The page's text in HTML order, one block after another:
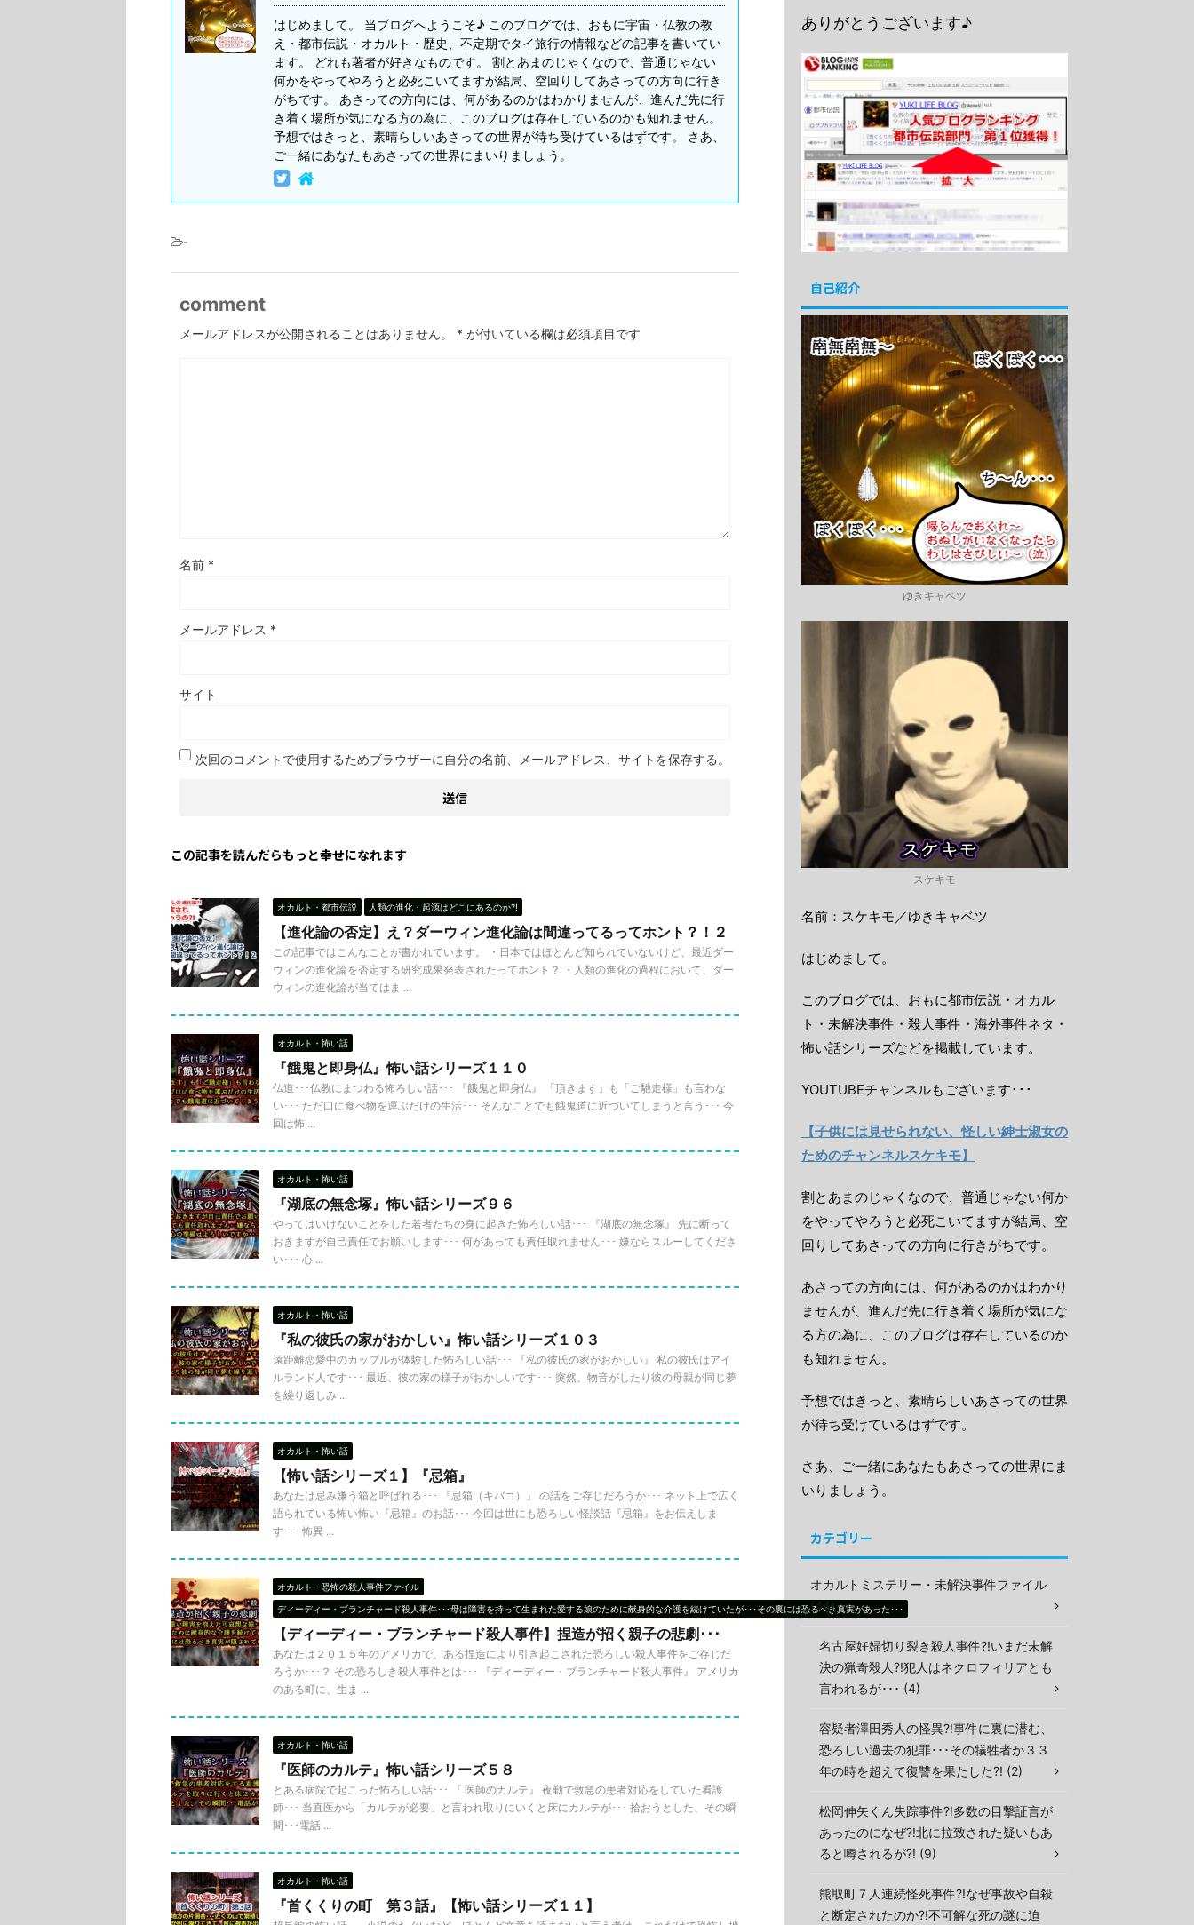
はじめまして。 当ブログへようこそ♪ このブログでは、おもに宇宙・仏教の教
え・都市伝説・オカルト・歴史、不定期でタイ旅行の情報などの記事を書いてい
ます。 どれも著者が好きなものです。 割とあまのじゃくなので、普通じゃない
何かをやってやろうと必死こいてますが結局、空回りしてあさっての方向に行き
がちです。 あさっての方向には、何があるのかはわかりませんが、進んだ先に行
き着く場所が気になる方の為に、このブログは存在しているのかも知れません。
予想ではきっと、素晴らしいあさっての世界が待ち受けているはずです。 さあ、
ご一緒にあなたもあさっての世界にまいりましょう。
-
comment
メールアドレスが公開されることはありません。 * が付いている欄は必須項目です
名前 *
メールアドレス *
サイト
次回のコメントで使用するためブラウザーに自分の名前、メールアドレス、サイトを保存する。
この記事を読んだらもっと幸せになれます
オカルト・都市伝説 人類の進化・起源はどこにあるのか?!
【進化論の否定】え？ダーウィン進化論は間違ってるってホント？！２
この記事ではこんなことが書かれています。 ・日本ではほとんど知られていないけど、最近ダー
ウィンの進化論を否定する研究成果発表されたってホント？ ・人類の進化の過程において、ダー
ウィンの進化論が当てはま ...
オカルト・怖い話
『餓鬼と即身仏』怖い話シリーズ１１０
仏道･･･仏教にまつわる怖ろしい話･･･ 『餓鬼と即身仏』 「頂きます」も「ご馳走様」も言わな
い･･･ ただ口に食べ物を運ぶだけの生活･･･ そんなことでも餓鬼道に近づいてしまうと言う･･･ 今
回は怖 ...
オカルト・怖い話
『湖底の無念塚』怖い話シリーズ９６
やってはいけないことをした若者たちの身に起きた怖ろしい話･･･ 『湖底の無念塚』 先に断って
おきますが自己責任でお願いします･･･ 何があっても責任取れません･･･ 嫌ならスルーしてくださ
い･･･ 心 ...
オカルト・怖い話
『私の彼氏の家がおかしい』怖い話シリーズ１０３
遠距離恋愛中のカップルが体験した怖ろしい話･･･ 『私の彼氏の家がおかしい』 私の彼氏はアイ
ルランド人です･･･ 最近、彼の家の様子がおかしいです･･･ 突然、物音がしたり彼の母親が同じ夢
を繰り返しみ ...
オカルト・怖い話
【怖い話シリーズ１】『忌箱』
あなたは忌み嫌う箱と呼ばれる･･･ 『忌箱（キバコ）』 の話をご存じだろうか･･･ ネット上で広く
語られている怖い怖い『忌箱』のお話･･･ 今回は世にも恐ろしい怪談話『忌箱』をお伝えしま
す･･･ 怖異 ...
オカルト・恐怖の殺人事件ファイル
ディーディー・ブランチャード殺人事件･･･母は障害を持って生まれた愛する娘のために献身的な介護を続けていたが･･･その裏には恐るべき真実があった･･･
【ディーディー・ブランチャード殺人事件】捏造が招く親子の悲劇･･･
あなたは２０１５年のアメリカで、ある捏造により引き起こされた恐ろしい殺人事件をご存じだ
ろうか･･･？ その恐ろしき殺人事件とは･･･ 『ディーディー・ブランチャード殺人事件』 アメリカ
のある町に、生ま ...
オカルト・怖い話
『医師のカルテ』怖い話シリーズ５８
とある病院で起こった怖ろしい話･･･ 『 医師のカルテ』 夜勤で救急の患者対応をしていた看護
師･･･ 当直医から「カルテが必要」と言われ取りにいくと床にカルテが･･･ 拾おうとした、その瞬
間･･･電話 ...
オカルト・怖い話
『首くくりの町 第３話』【怖い話シリーズ１１】
ありがとうございます♪
自己紹介
ゆきキャベツ
スケキモ
名前：スケキモ／ゆきキャベツ
はじめまして。
このブログでは、おもに都市伝説・オカル
ト・未解決事件・殺人事件・海外事件ネタ・
怖い話シリーズなどを掲載しています。
YOUTUBEチャンネルもございます･･･
【子供には見せられない、怪しい紳士淑女の
ためのチャンネルスケキモ】
割とあまのじゃくなので、普通じゃない何か
をやってやろうと必死こいてますが結局、空
回りしてあさっての方向に行きがちです。
あさっての方向には、何があるのかはわかり
ませんが、進んだ先に行き着く場所が気にな
る方の為に、このブログは存在しているのか
も知れません。
予想ではきっと、素晴らしいあさっての世界
が待ち受けているはずです。
さあ、ご一緒にあなたもあさっての世界にま
いりましょう。
カテゴリー
オカルトミステリー・未解決事件ファイル
(44)
名古屋妊婦切り裂き殺人事件?!いまだ未解
決の猟奇殺人?!犯人はネクロフィリアとも
言われるが･･･ (4)
容疑者澤田秀人の怪異?!事件に裏に潜む、
恐ろしい過去の犯罪･･･その犠牲者が３３
年の時を超えて復讐を果たした?! (2)
松岡伸矢くん失踪事件?!多数の目撃証言が
あったのになぜ?!北に拉致された疑いもあ
ると噂されるが?! (9)
熊取町７人連続怪死事件?!なぜ事故や自殺
と断定されたのか?!不可解な死の謎に迫